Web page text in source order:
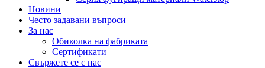
Новини
Често задавани въпроси
За нас
Обиколка на фабриката
Сертификати
Свържете се с нас